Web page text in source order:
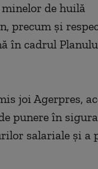
de huilă
precum şi
în cadrul
joi Agerpres,
punere în
salariale şi a